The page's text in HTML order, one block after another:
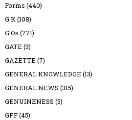
Forms (440)
G K(108)
G.Os (771)
GATE (3)
GAZETTE (7)
GENERAL KNOWLEDGE (13)
GENERAL NEWS (315)
GENUINENESS (5)
GPF(45)